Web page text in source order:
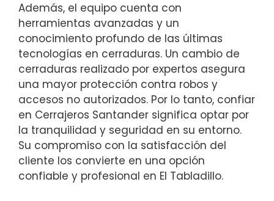
Además, el equipo cuenta con
herramientas avanzadas y un
conocimiento profundo de las últimas
tecnologías en cerraduras. Un cambio de
cerraduras realizado por expertos asegura
una mayor protección contra robos y
accesos no autorizados. Por lo tanto, confiar
en Cerrajeros Santander significa optar por
la tranquilidad y seguridad en su entorno.
Su compromiso con la satisfacción del
cliente los convierte en una opción
confiable y profesional en El Tabladillo.